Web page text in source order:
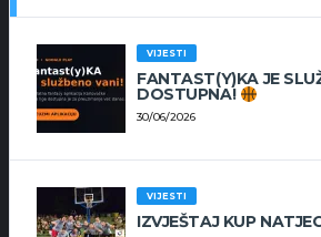
VIJESTI
FANTAST(Y)KA JE
DOSTUPNA!
30/06/2026
VIJESTI
IZVJEŠTAJ KUP